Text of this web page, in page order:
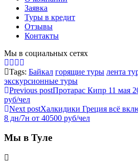
Заявка
Туры в кредит
Отзывы
Контакты
Мы в социальных сетях
Tags: Байкал горящие туры лента
экскурсионные туры
Previous postПротарас Кипр 11 мая
руб/чел
Next postХалкидики Греция всё
8 дн/7н от 40500 руб/чел
Мы в Туле